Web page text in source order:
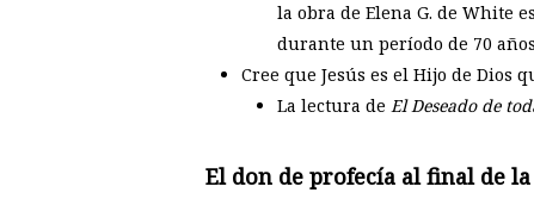
la obra de Elena G. de White
durante un período de 70
Cree que Jesús es el Hijo de Dios
La lectura de El Deseado de
El don de profecía al final de